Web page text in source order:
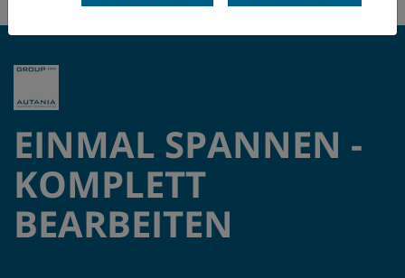
EINMAL SPANNEN -
KOMPLETT
BEARBEITEN